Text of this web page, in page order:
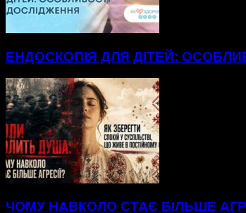
ЕНДОСКОПІЯ ДЛЯ ДІТЕЙ:
ЧОМУ НАВКОЛО СТАЄ БІЛЬШЕ